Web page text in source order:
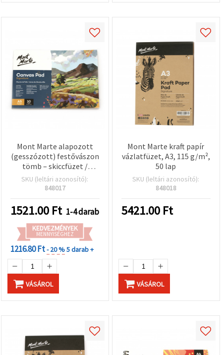
Mont Marte alapozott
(gesszózott) festővászon
tömb – skiccfüzet /
album, A5 (14,8 x 21 cm),
10 lap
SKU (leltári azonosító):
848017
1521.00 Ft 1-4 darab
KEDVEZMÉNYEK
MENNYISÉGHEZ
1216.80 Ft- 20 %5 darab +
VÁSÁROL
Mont Marte kraft papír
vázlatfüzet, A3, 115 g/m²,
50 lap
SKU (leltári azonosító):
848018
5421.00 Ft
VÁSÁROL